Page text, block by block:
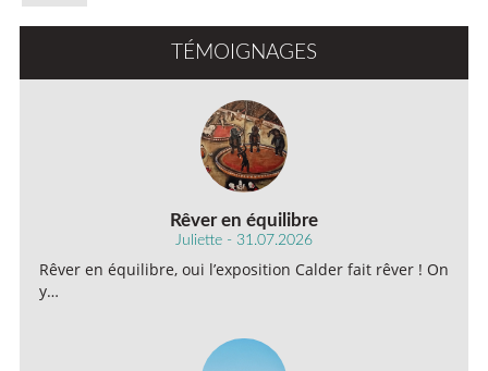
TÉMOIGNAGES
Rêver en équilibre
Juliette - 31.07.2026
Rêver en équilibre, oui l’exposition Calder fait rêver ! On
y…